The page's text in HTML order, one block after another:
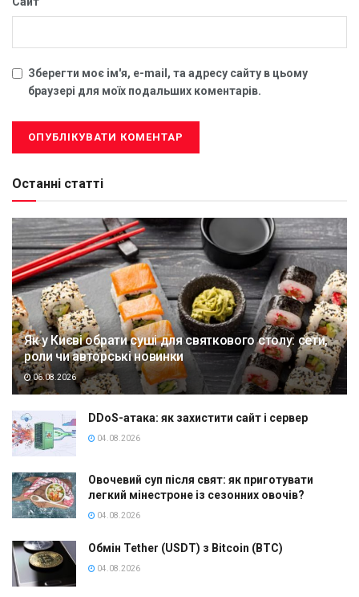
Зберегти моє ім'я, e-mail, та адресу сайту в цьому
браузері для моїх подальших коментарів.
Останні статті
Як у Києві обрати суші для святкового столу: сети,
роли чи авторські новинки
06.08.2026
DDoS-атака: як захистити сайт і сервер
04.08.2026
Овочевий суп після свят: як приготувати
легкий мінестроне із сезонних овочів?
04.08.2026
Обмін Tether (USDT) з Bitcoin (BTC)
04.08.2026